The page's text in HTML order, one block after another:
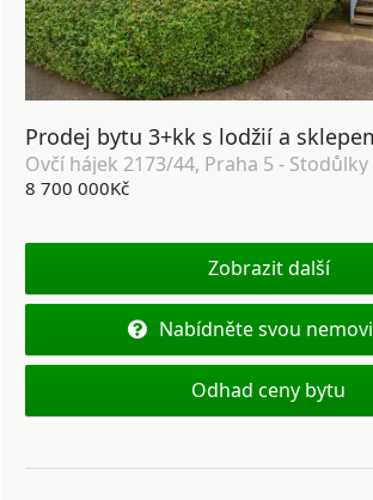
Ovčí hájek 2173/44, Praha 5 - Stodůlky
8 700 000Kč
Zobrazit další
Nabídněte svou
Odhad ceny bytu